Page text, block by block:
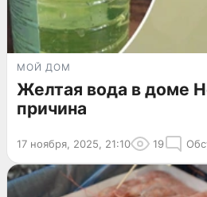
МОЙ ДОМ
Желтая вода в доме
причина
17 ноября, 2025, 21:10 19